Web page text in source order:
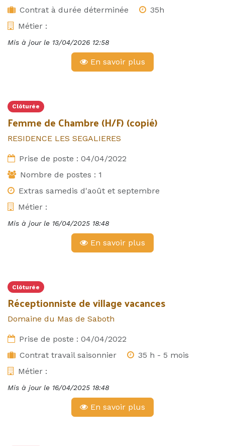
Contrat à durée déterminée
35h
Métier :
Mis à jour le 13/04/2026 12:58
En savoir plus
Clôturée
Femme de Chambre (H/F) (copié)
RESIDENCE LES SEGALIERES
Prise de poste : 04/04/2022
Nombre de postes : 1
Extras samedis d'août et septembre
Métier :
Mis à jour le 16/04/2025 18:48
En savoir plus
Clôturée
Réceptionniste de village vacances
Domaine du Mas de Saboth
Prise de poste : 04/04/2022
Contrat travail saisonnier
35 h - 5 mois
Métier :
Mis à jour le 16/04/2025 18:48
En savoir plus